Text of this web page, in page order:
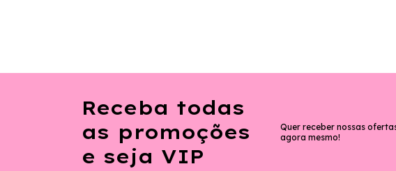
Receba todas
as promoções
e seja VIP
Quer receber nossas
agora mesmo!